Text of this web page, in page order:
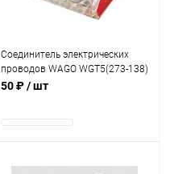
Соединитель электрических
проводов WAGO WGT5(273-138)
соединение 5 проводов 1.6-2
50 ₽/ шт